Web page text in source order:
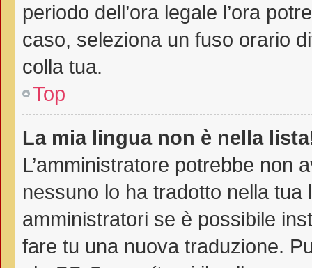
periodo dell’ora legale l’ora
caso, seleziona un fuso orario
colla tua.
Top
La mia lingua non è nella
L’amministratore potrebbe non
nessuno lo ha tradotto nella
amministratori se è possibile
fare tu una nuova traduzione.